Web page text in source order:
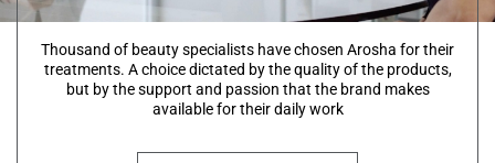
Thousand of beauty specialists have chosen Arosha for their
treatments. A choice dictated by the quality of the products,
but by the support and passion that the brand makes
available for their daily work